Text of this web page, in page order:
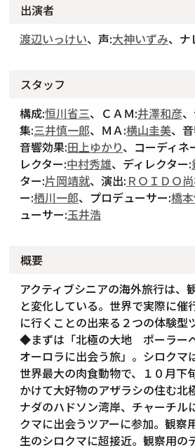
出演者
渡辺いっけい、声:大神いずみ、ナ
スタッフ
構成:恒川省三、ＣＡＭ:井澤和彦
集:三井慎一郎、ＭＡ:横山圭美、
音響効果:田上ゆかり、コーディネ
レクター:中村秀雄、ディレクター:
ター:片岡靖就、演出: ＲＯＩＤＯ
ー:栖川一郎、プロデューサー:橋
ューサー:玉井浩
概要
アクティブシニアの海外旅行は、
と変化している。世界で実際に催
に行くことの出来る２つの体験型
◆まずは「北極の大地 ポーラー
オーロラに出会う旅」。シロクマ
世界最大の肉食動物で、１０月下
かけて大好物のアザラシの住む北
ナダのハドソン湾岸、チャーチル
クマに出会うツアーに参加。観察
生のシロクマに超接近。観察用の